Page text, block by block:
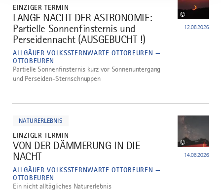
EINZIGER TERMIN
3
LANGE NACHT DER ASTRONOMIE:
Partielle Sonnenfinsternis und
Perseidennacht (AUSGEBUCHT !)
ALLGÄUER VOLKSSTERNWARTE OTTOBEUREN —
OTTOBEUREN
12.08.2026
©
Partielle Sonnenfinsternis kurz vor Sonnenuntergang
und Perseiden-Sternschnuppen
NATURERLEBNIS
EINZIGER TERMIN
4
VON DER DÄMMERUNG IN DIE
NACHT
ALLGÄUER VOLKSSTERNWARTE OTTOBEUREN —
OTTOBEUREN
14.08.2026
©
Ein nicht alltägliches Naturerlebnis